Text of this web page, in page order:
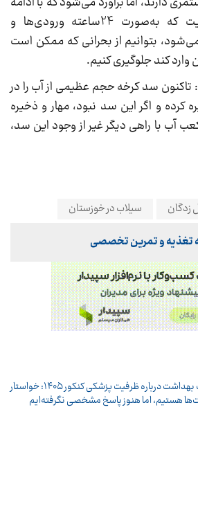
همین وضعیت مدیریت که به‌صورت 24ساعته ورودی‌ها و
بتوانیم از بحرانی که ممکن است
کند جلوگیری کنیم.
تاکنون سد کرخه حجم عظیمی از آب را در
کرده و اگر این سد نبود، مهار و ذخیره
مترمکعب آب با راهی دیگر غیر از وجود این سد،
زدگان سیلاب در خوزستان
تغذیه و تمرین تخصصی
موضع وزارت بهداشت درباره ظرفیت پزشکی کنکور ۱۴۰۵: خواستار
هستیم، اما هنوز پاسخ مشخصی نگرفته‌ایم